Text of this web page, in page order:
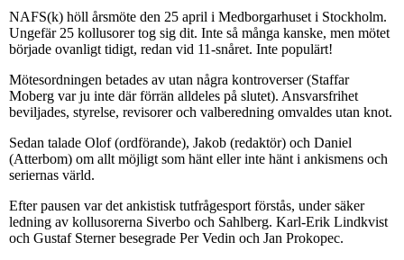
NAFS(k) höll årsmöte den 25 april i Medborgarhuset i Stockholm.
Ungefär 25 kollusorer tog sig dit. Inte så många kanske, men mötet
började ovanligt tidigt, redan vid 11-snåret. Inte populärt!
Mötesordningen betades av utan några kontroverser (Staffar
Moberg var ju inte där förrän alldeles på slutet). Ansvarsfrihet
beviljades, styrelse, revisorer och valberedning omvaldes utan knot.
Sedan talade Olof (ordförande), Jakob (redaktör) och Daniel
(Atterbom) om allt möjligt som hänt eller inte hänt i ankismens och
seriernas värld.
Efter pausen var det ankistisk tutfrågesport förstås, under säker
ledning av kollusorerna Siverbo och Sahlberg. Karl-Erik Lindkvist
och Gustaf Sterner besegrade Per Vedin och Jan Prokopec.